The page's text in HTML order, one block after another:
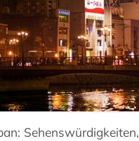
Sehenswürdigkeiten,